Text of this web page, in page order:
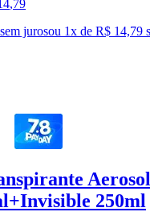
,79
jurosou 1x de R$ 14,79
250ml